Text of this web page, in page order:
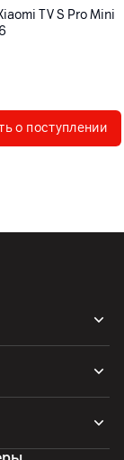
TV S Pro Mini
о поступлении